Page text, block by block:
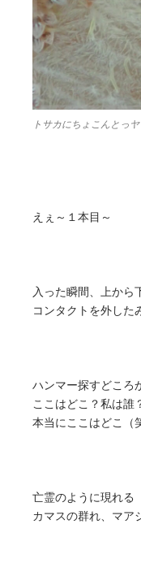
トサカにちょこんとっ
えぇ～１本目～
入った瞬間、上から
コンタクトを外した
ハンマー探すどころ
ここはどこ？私は誰
本当にここはどこ（
亡霊のように現れる
カマスの群れ、マア